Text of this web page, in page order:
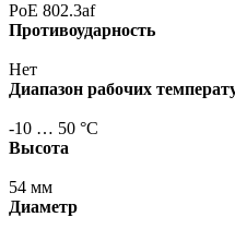
PoE 802.3af
Противоударность
Нет
Диапазон рабочих
-10 … 50 °С
Высота
54 мм
Диаметр